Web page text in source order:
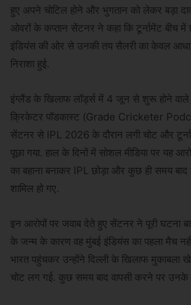
हुए अपने चोटिल होने और भुगतान को लेकर बड़ा
ओवरों के कप्तान सेंटनर ने कहा कि टूर्नामेंट बीच में
इंडियंस की ओर से उनकी तय सैलरी का केवल आधा
निराशा हुई.
इंग्लैंड के खिलाफ लॉर्ड्स में 4 जून से शुरू होने
क्रिकेटर पॉडकास्ट (Grade Cricketer
सेंटनर से IPL 2026 के दौरान लगी चोट और
पूछा गया. हाल के दिनों में सोशल मीडिया पर यह
का बहाना बनाकर IPL छोड़ा और कुछ ही समय
शामिल हो गए.
इन आरोपों पर जवाब देते हुए सेंटनर ने पूरी घटना
के जन्म के कारण वह मुंबई इंडियंस का पहला मैच
भारत पहुंचकर उन्होंने दिल्ली के खिलाफ मुकाबला
चोट लग गई. कुछ समय बाद वापसी करने पर उनके